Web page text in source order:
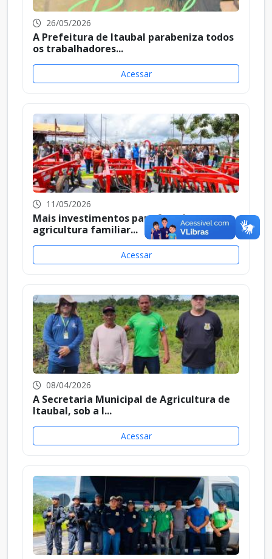
26/05/2026
A Prefeitura de Itaubal parabeniza todos
os trabalhadores...
Acessar
11/05/2026
Mais investimentos para fortalecer a
agricultura familiar...
Acessar
08/04/2026
A Secretaria Municipal de Agricultura de
Itaubal, sob a l...
Acessar